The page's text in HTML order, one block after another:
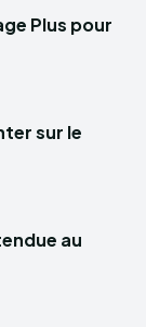
Plus pour
sur le
au